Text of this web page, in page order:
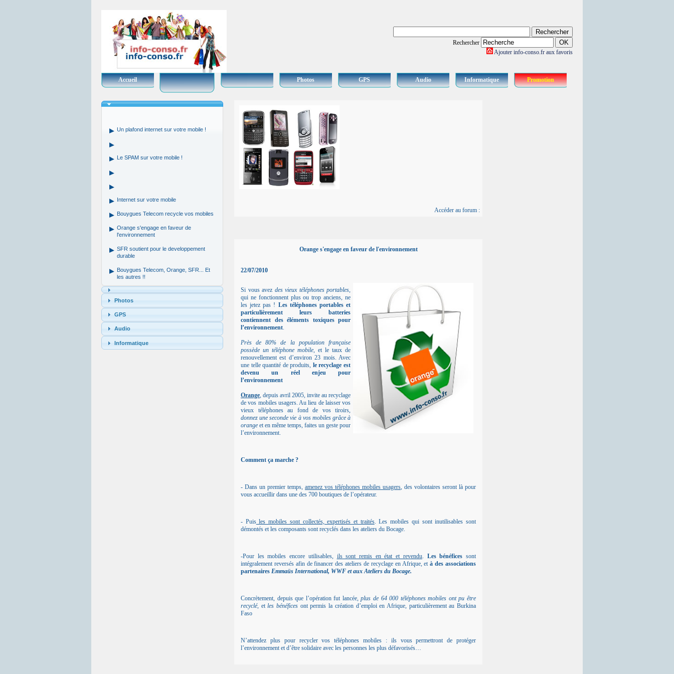
Rechercher
Ajouter info-conso.fr aux favoris
Accueil Photos GPS Audio Informatique Promotion
Un plafond internet sur votre mobile !
Le SPAM sur votre mobile !
Internet sur votre mobile
Bouygues Telecom recycle vos mobiles
Orange s'engage en faveur de
l'environnement
SFR soutient pour le developpement
durable
Bouygues Telecom, Orange, SFR... Et
les autres !!
Photos
GPS
Audio
Informatique
Accéder au forum :
Orange s'engage en faveur de l'environnement
22/07/2010
Si vous avez des vieux téléphones portables,
qui ne fonctionnent plus ou trop anciens, ne
les jetez pas ! Les téléphones portables et
particulièrement leurs batteries
contiennent des éléments toxiques pour
l’environnement.
Près de 80% de la population française
possède un téléphone mobile, et le taux de
renouvellement est d’environ 23 mois. Avec
une telle quantité de produits, le recyclage est
devenu un réel enjeu pour
l’environnement
Orange, depuis avril 2005, invite au recyclage
de vos mobiles usagers. Au lieu de laisser vos
vieux téléphones au fond de vos tiroirs,
donnez une seconde vie à vos mobiles grâce à
orange et en même temps, faites un geste pour
l’environnement.
Comment ça marche ?
- Dans un premier temps, amenez vos téléphones mobiles usagers, des volontaires seront là pour
vous accueillir dans une des 700 boutiques de l’opérateur.
- Puisles mobiles sont collectés, expertisés et traités. Les mobiles qui sont inutilisables sont
démontés et les composants sont recyclés dans les ateliers du Bocage.
-Pour les mobiles encore utilisables, ils sont remis en état et revendu. Les bénéfices sont
intégralement reversés afin de financer des ateliers de recyclage en Afrique, età des associations
partenaires Emmaüs International, WWF et aux Ateliers du Bocage.
Concrètement, depuis que l’opération fut lancée,plus de 64 000 téléphones mobiles ont pu être
recyclé, etles bénéfices ont permis la création d’emploi en Afrique, particulièrement au Burkina
Faso
N’attendez plus pour recycler vos téléphones mobiles : ils vous permettront de protéger
l’environnement et d’être solidaire avec les personnes les plus défavorisés…